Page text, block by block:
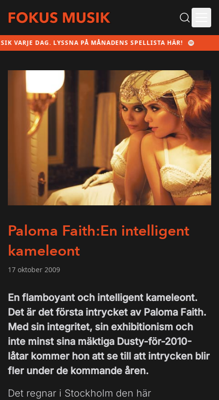
LYSSNA PÅ MÅNADENS SPELLISTA HÄR!
Paloma Faith:En intelligent
kameleont
17 oktober 2009
En flamboyant och intelligent kameleont.
Det är det första intrycket av Paloma Faith.
Med sin integritet, sin exhibitionism och
inte minst sina mäktiga Dusty-för-2010-
låtar kommer hon att se till att intrycken blir
fler under de kommande åren.
Det regnar i Stockholm den här